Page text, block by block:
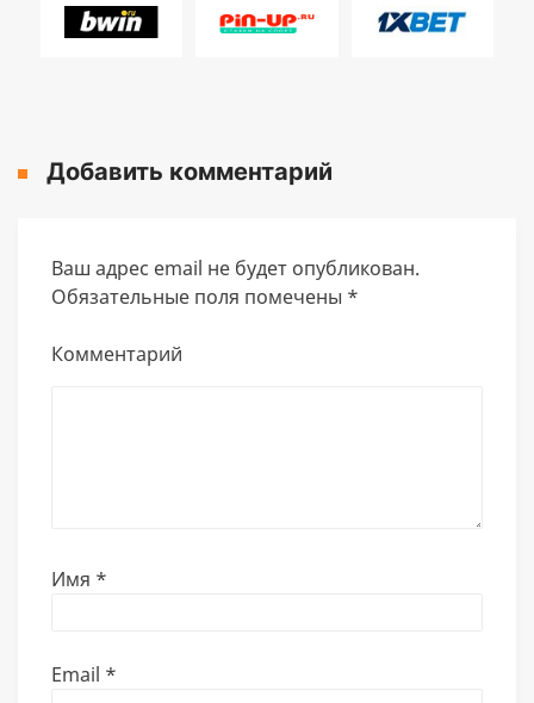
Добавить комментарий
Ваш адрес email не будет опубликован.
Обязательные поля помечены *
Комментарий
Имя *
Email *